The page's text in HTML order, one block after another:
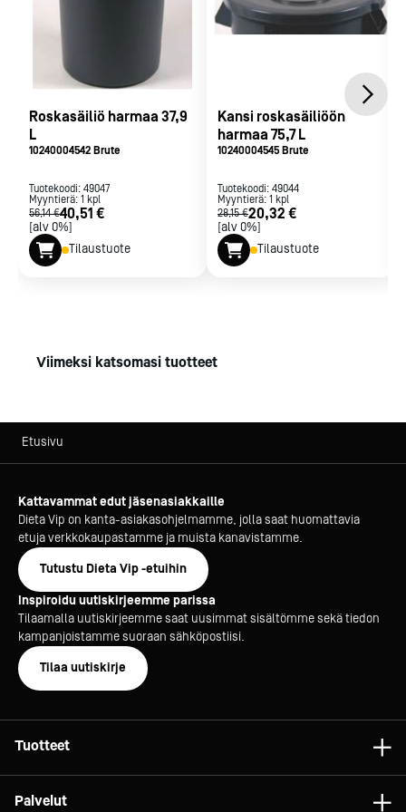
Roskasäiliö harmaa 37,9
L
10240004542 Brute
Tuotekoodi: 49047
Myyntierä: 1 kpl
56,14 €40,51 €
[alv 0%]
Tilaustuote
Kansi roskasäiliöön
harmaa 75,7 L
10240004545 Brute
Tuotekoodi: 49044
Myyntierä: 1 kpl
28,15 €20,32 €
[alv 0%]
Tilaustuote
Viimeksi katsomasi tuotteet
Etusivu
Kattavammat edut jäsenasiakkaille
Dieta Vip on kanta-asiakasohjelmamme, jolla saat huomattavia
etuja verkkokaupastamme ja muista kanavistamme.
Tutustu Dieta Vip -etuihin
Inspiroidu uutiskirjeemme parissa
Tilaamalla uutiskirjeemme saat uusimmat sisältömme sekä tiedon
kampanjoistamme suoraan sähköpostiisi.
Tilaa uutiskirje
Tuotteet
Palvelut